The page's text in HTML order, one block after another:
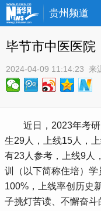
贵州频道
毕节市中医医院
2024-04-09 11:14:23 来
近日，2023年考研
生29人，上线15人，
有23人参考，上线9人
训（以下简称住培）
100%，上线率创历史
子挑灯苦读、不懈奋